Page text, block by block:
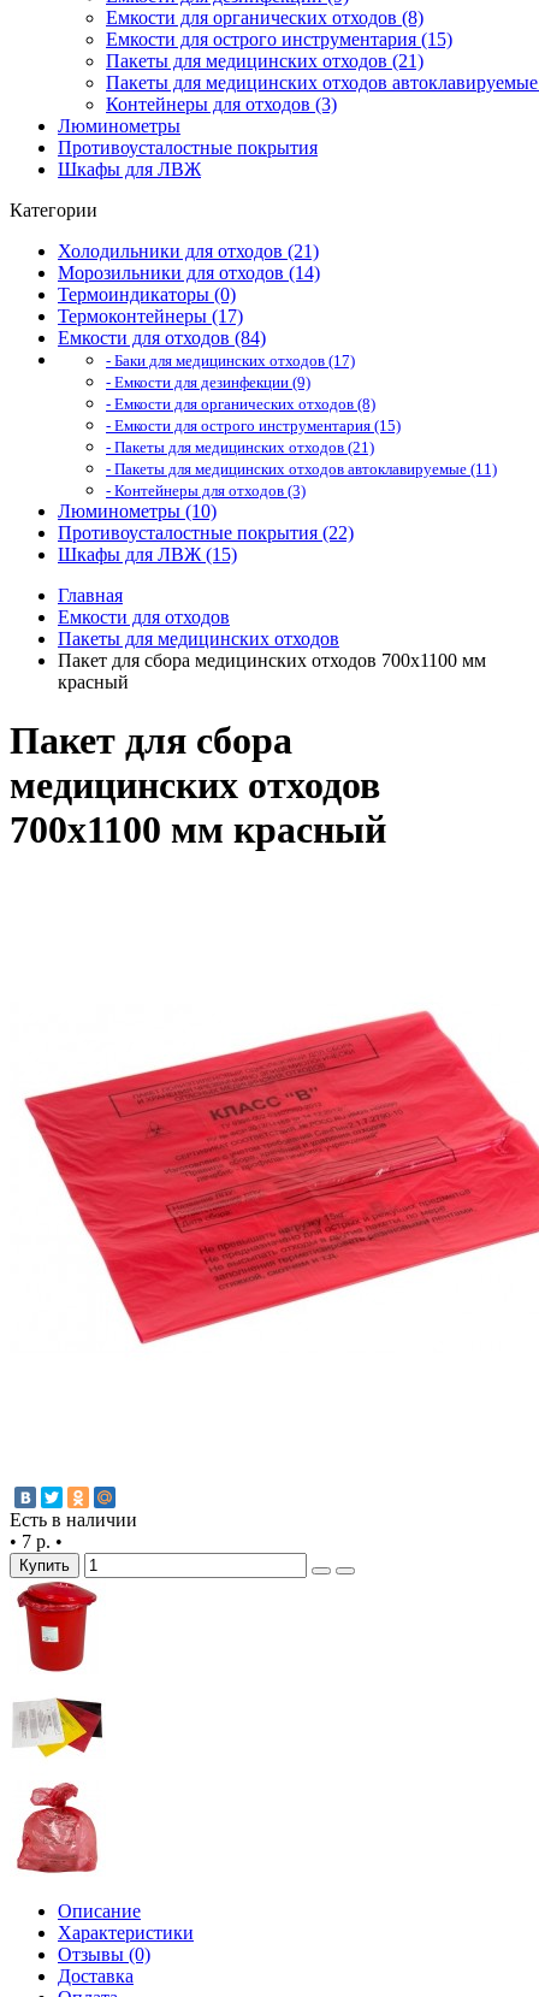
Емкости для органических отходов (8)
Емкости для острого инструментария (15)
Пакеты для медицинских отходов (21)
Пакеты для медицинских отходов
Контейнеры для отходов (3)
Люминометры
Противоусталостные покрытия
Шкафы для ЛВЖ
Категории
Холодильники для отходов (21)
Морозильники для отходов (14)
Термоиндикаторы (0)
Термоконтейнеры (17)
Емкости для отходов (84)
- Баки для медицинских отходов (17)
- Емкости для дезинфекции (9)
- Емкости для органических отходов (8)
- Емкости для острого инструментария (15)
- Пакеты для медицинских отходов (21)
- Пакеты для медицинских отходов автоклавируемые (11)
- Контейнеры для отходов (3)
Люминометры (10)
Противоусталостные покрытия (22)
Шкафы для ЛВЖ (15)
Главная
Емкости для отходов
Пакеты для медицинских отходов
Пакет для сбора медицинских отходов 700х1100 мм
красный
Пакет для сбора
медицинских отходов
700х1100 мм красный
Есть в наличии
• 7 р. •
Купить
Описание
Характеристики
Отзывы (0)
Доставка